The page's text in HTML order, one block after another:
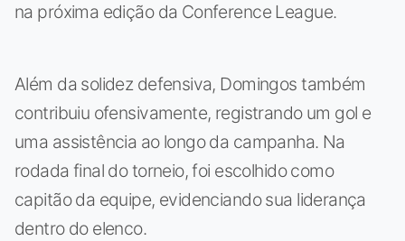
na próxima edição da Conference League.
Além da solidez defensiva, Domingos também
contribuiu ofensivamente, registrando um gol e
uma assistência ao longo da campanha. Na
rodada final do torneio, foi escolhido como
capitão da equipe, evidenciando sua liderança
dentro do elenco.